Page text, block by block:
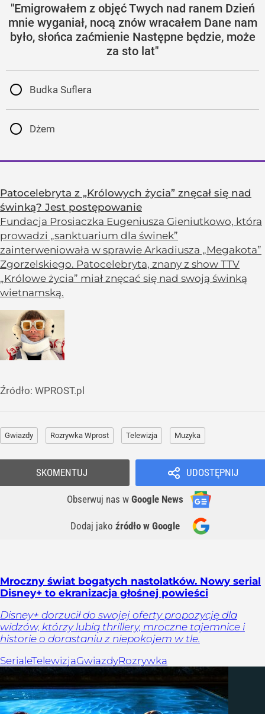
"Emigrowałem z objęć Twych nad ranem Dzień
mnie wyganiał, nocą znów wracałem Dane nam
było, słońca zaćmienie Następne będzie, może
za sto lat"
Budka Suflera
Dżem
Patocelebryta z „Królowych życia” znęcał się nad
świnką? Jest postępowanie
Fundacja Prosiaczka Eugeniusza Gieniutkowo, która
prowadzi „sanktuarium dla świnek”
zainterweniowała w sprawie Arkadiusza „Megakota”
Zgorzelskiego. Patocelebryta, znany z show TTV
„Królowe życia” miał znęcać się nad swoją świnką
wietnamską.
Źródło: WPROST.pl
Gwiazdy Rozrywka Wprost Telewizja Muzyka
UDOSTĘPNIJ
Obserwuj nas w Google News
Dodaj jako źródło w Google
SKOMENTUJ
Mroczny świat bogatych nastolatków. Nowy serial
Disney+ to ekranizacja głośnej powieści
Disney+ dorzucił do swojej oferty propozycję dla
widzów, którzy lubią thrillery, mroczne tajemnice i
historie o dorastaniu z niepokojem w tle.
SerialeTelewizjaGwiazdyRozrywka